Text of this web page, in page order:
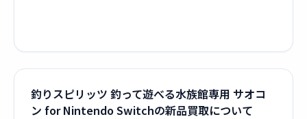
釣りスピリッツ 釣って遊べる水族館専用 サオコ
ン for Nintendo Switchの新品買取について